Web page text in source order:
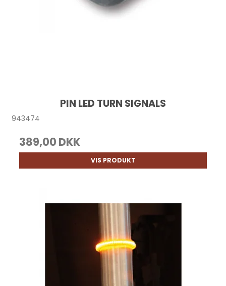
PIN LED TURN SIGNALS
943474
389,00 DKK
VIS PRODUKT